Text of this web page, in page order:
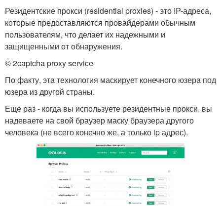
Резидентские прокси (residential proxies) - это IP-адреса,
которые предоставляются провайдерами обычным
пользователям, что делает их надежными и
защищенными от обнаружения.
© 2captcha proxy service
По факту, эта технология маскирует конечного юзера под
юзера из другой страны.
Еще раз - когда вы используете резидентные прокси, вы
надеваете на свой браузер маску браузера другого
человека (не всего конечно же, а только ip адрес).